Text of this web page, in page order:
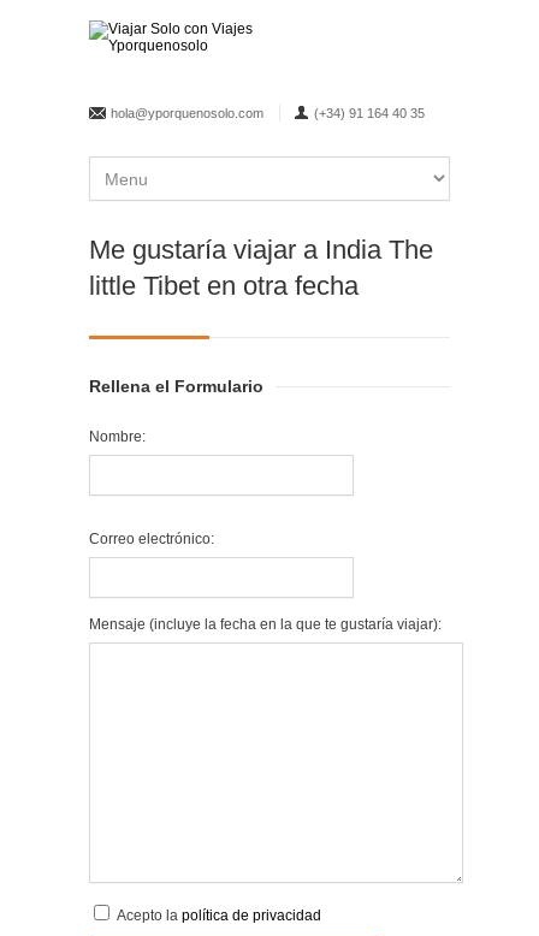
hola@yporquenosolo.com (+34) 91 164 40 35
Me gustaría viajar a India The
little Tibet en otra fecha
Rellena el Formulario
Nombre:
Correo electrónico:
Mensaje (incluye la fecha en la que te gustaría viajar):
Acepto la política de privacidad